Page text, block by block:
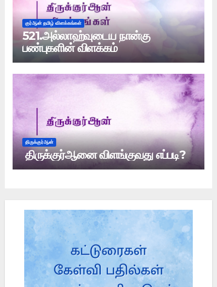
குர்ஆன் தமிழ் விளக்கங்கள்
521.அல்லாஹ்வுடைய நான்கு
பண்புகளின் விளக்கம்
திருக்குர்ஆன்
திருக்குர்ஆனை விளங்குவது எப்படி?